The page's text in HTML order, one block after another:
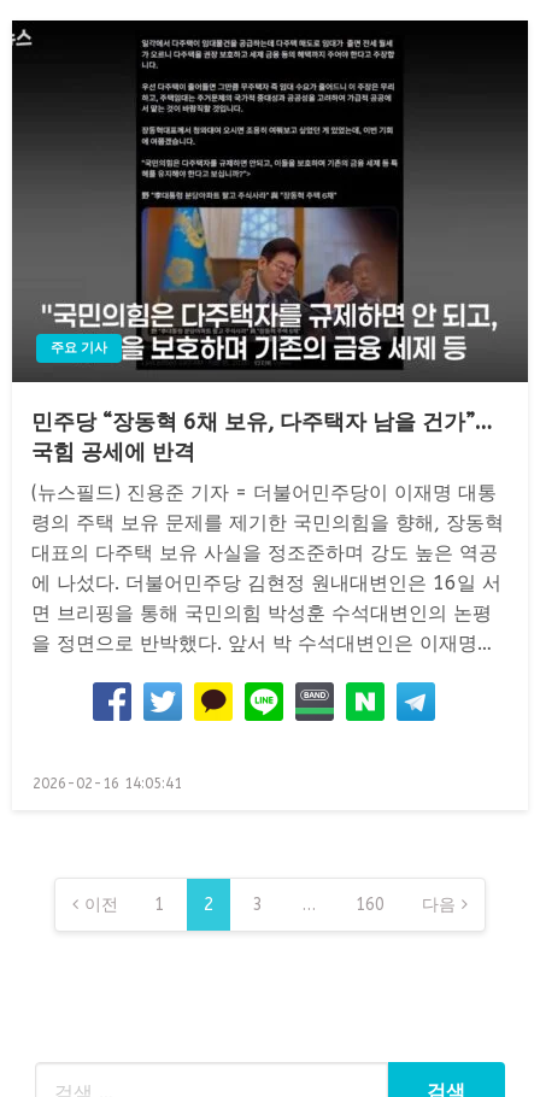
주요 기사
민주당 “장동혁 6채 보유, 다주택자 남을 건가”…
국힘 공세에 반격
(뉴스필드) 진용준 기자 = 더불어민주당이 이재명 대통
령의 주택 보유 문제를 제기한 국민의힘을 향해, 장동혁
대표의 다주택 보유 사실을 정조준하며 강도 높은 역공
에 나섰다. 더불어민주당 김현정 원내대변인은 16일 서
면 브리핑을 통해 국민의힘 박성훈 수석대변인의 논평
을 정면으로 반박했다. 앞서 박 수석대변인은 이재명…
Posted
2026-02-16 14:05:41
글
페
이
이전 1 2 3 … 160 다음